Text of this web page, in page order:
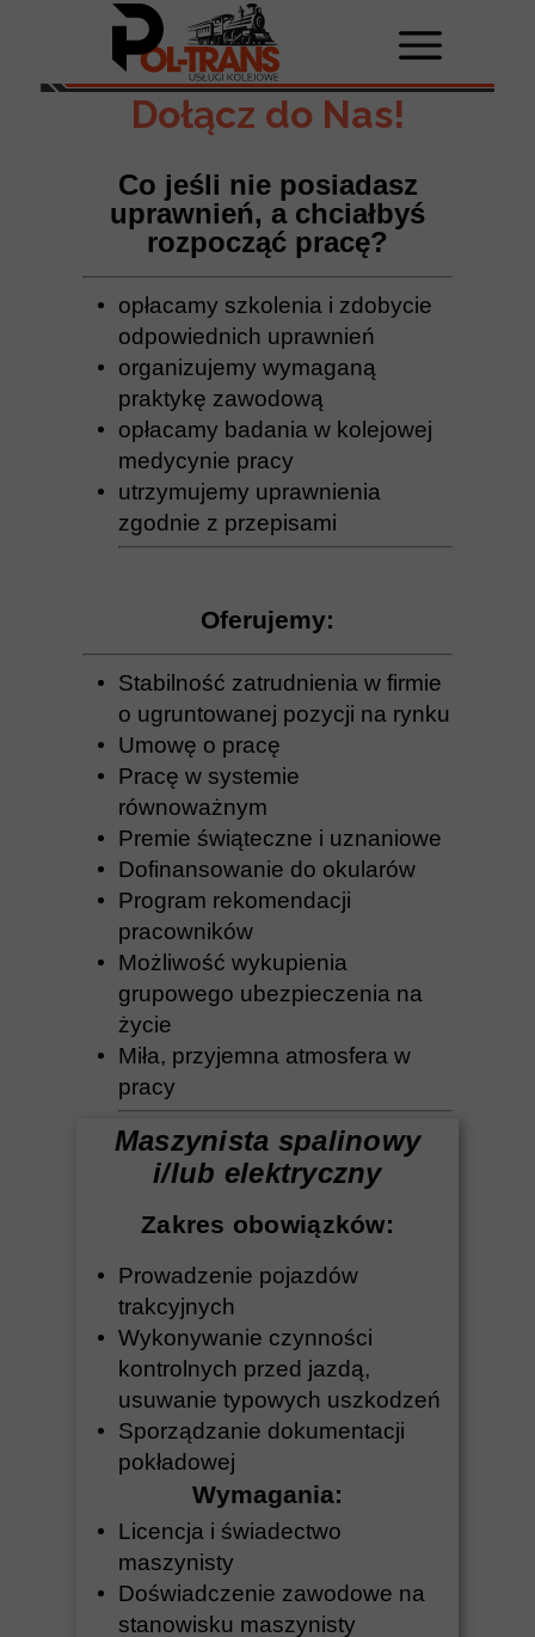
Dołącz do Nas!
Maszynista spalinowy
i/lub elektryczny
Zakres obowiązków:
Prowadzenie pojazdów
trakcyjnych
Wykonywanie czynności
kontrolnych przed jazdą,
usuwanie typowych uszkodzeń
Sporządzanie dokumentacji
pokładowej
Wymagania:
Licencja i świadectwo
maszynisty
Doświadczenie zawodowe na
stanowisku maszynisty
Co jeśli nie posiadasz
uprawnień, a chciałbyś
rozpocząć pracę?
opłacamy szkolenia i zdobycie
odpowiednich uprawnień
organizujemy wymaganą
praktykę zawodową
opłacamy badania w kolejowej
medycynie pracy
utrzymujemy uprawnienia
zgodnie z przepisami
Oferujemy:
Stabilność zatrudnienia w firmie
o ugruntowanej pozycji na rynku
Umowę o pracę
Pracę w systemie
równoważnym
Premie świąteczne i uznaniowe
Dofinansowanie do okularów
Program rekomendacji
pracowników
Możliwość wykupienia
grupowego ubezpieczenia na
życie
Miła, przyjemna atmosfera w
pracy